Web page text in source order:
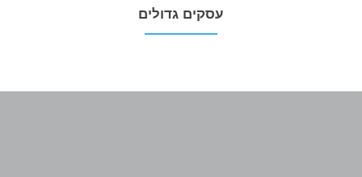
עסקים גדולים